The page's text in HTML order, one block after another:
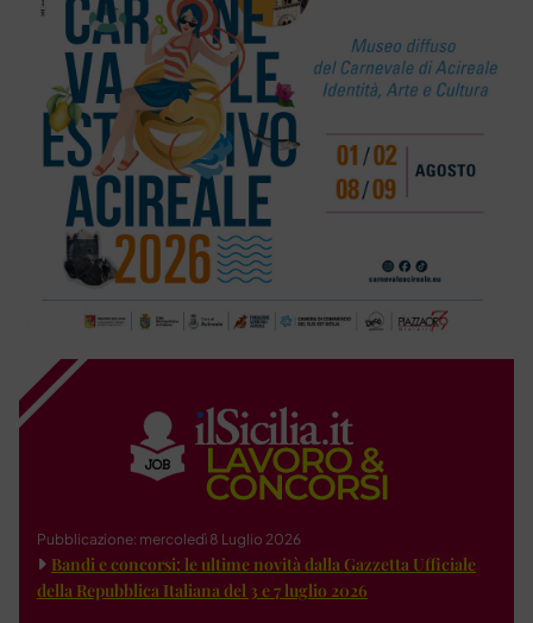
Pubblicazione: mercoledì 8 Luglio 2026
Bandi e concorsi: le ultime novità dalla Gazzetta Ufficiale
della Repubblica Italiana del 3 e 7 luglio 2026